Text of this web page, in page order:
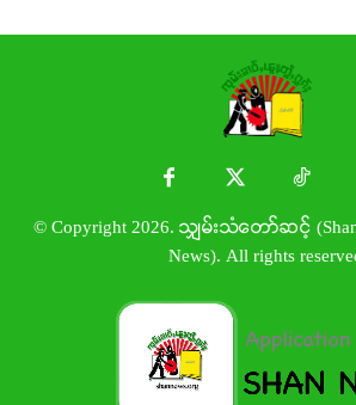
© Copyright 2026. သျှမ်းသံတော်ဆင့် (Shan
News). All rights